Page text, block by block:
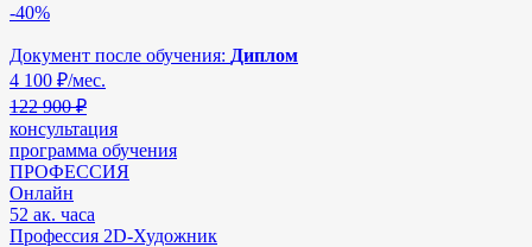
-40%
Документ после обучения: Диплом
4 100 ₽/мес.
122 900 ₽
консультация
программа обучения
ПРОФЕССИЯ
Онлайн
52 ак. часа
Профессия 2D-Художник